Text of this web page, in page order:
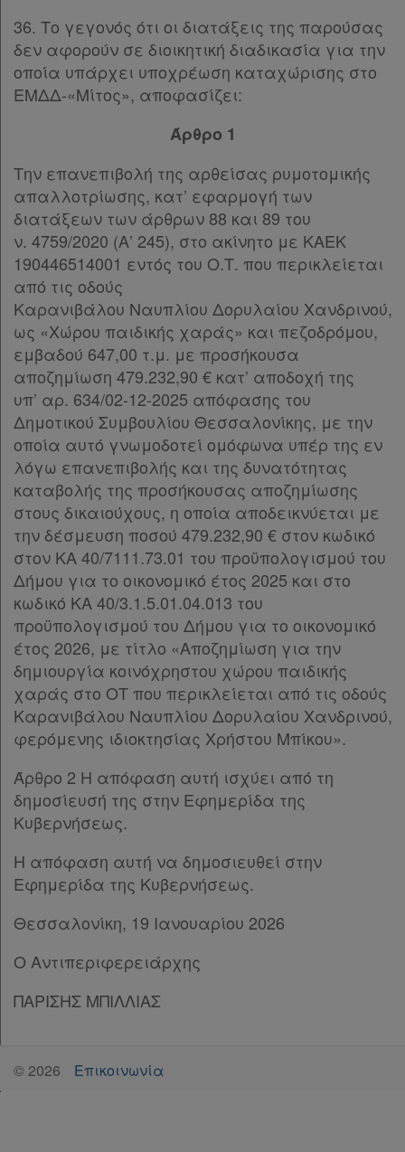
36. Το γεγονός ότι οι διατάξεις της παρούσας
δεν αφορούν σε διοικητική διαδικασία για την
οποία υπάρχει υποχρέωση καταχώρισης στο
ΕΜΔΔ-«Μίτος», αποφασίζει:
Άρθρο 1
Την επανεπιβολή της αρθείσας ρυμοτομικής
απαλλοτρίωσης, κατ’ εφαρμογή των
διατάξεων των άρθρων 88 και 89 του
ν. 4759/2020 (Α’ 245), στο ακίνητο με ΚΑΕΚ
190446514001 εντός του Ο.Τ. που περικλείεται
από τις οδούς
Καρανιβάλου Ναυπλίου Δορυλαίου Χανδρινού,
ως «Χώρου παιδικής χαράς» και πεζοδρόμου,
εμβαδού 647,00 τ.μ. με προσήκουσα
αποζημίωση 479.232,90 € κατ’ αποδοχή της
υπ’ αρ. 634/02-12-2025 απόφασης του
Δημοτικού Συμβουλίου Θεσσαλονίκης, με την
οποία αυτό γνωμοδοτεί ομόφωνα υπέρ της εν
λόγω επανεπιβολής και της δυνατότητας
καταβολής της προσήκουσας αποζημίωσης
στους δικαιούχους, η οποία αποδεικνύεται με
την δέσμευση ποσού 479.232,90 € στον κωδικό
στον ΚΑ 40/7111.73.01 του προϋπολογισμού του
Δήμου για το οικονομικό έτος 2025 και στο
κωδικό ΚΑ 40/3.1.5.01.04.013 του
προϋπολογισμού του Δήμου για το οικονομικό
έτος 2026, με τίτλο «Αποζημίωση για την
δημιουργία κοινόχρηστου χώρου παιδικής
χαράς στο ΟΤ που περικλείεται από τις οδούς
Καρανιβάλου Ναυπλίου Δορυλαίου Χανδρινού,
φερόμενης ιδιοκτησίας Χρήστου Μπίκου».
Άρθρο 2 Η απόφαση αυτή ισχύει από τη
δημοσίευσή της στην Εφημερίδα της
Κυβερνήσεως.
Η απόφαση αυτή να δημοσιευθεί στην
Εφημερίδα της Κυβερνήσεως.
Θεσσαλονίκη, 19 Ιανουαρίου 2026
Ο Αντιπεριφερειάρχης
ΠΑΡΙΣΗΣ ΜΠΙΛΛΙΑΣ
©2026 Επικοινωνία